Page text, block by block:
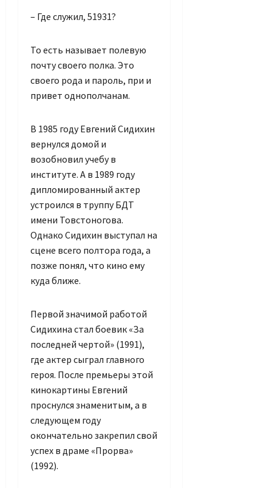
– Где служил, 51931?
То есть называет полевую
почту своего полка. Это
своего рода и пароль, при и
привет однополчанам.
В 1985 году Евгений Сидихин
вернулся домой и
возобновил учебу в
институте. А в 1989 году
дипломированный актер
устроился в труппу БДТ
имени Товстоногова.
Однако Сидихин выступал на
сцене всего полтора года, а
позже понял, что кино ему
куда ближе.
Первой значимой работой
Сидихина стал боевик «За
последней чертой» (1991),
где актер сыграл главного
героя. После премьеры этой
кинокартины Евгений
проснулся знаменитым, а в
следующем году
окончательно закрепил свой
успех в драме «Прорва»
(1992).